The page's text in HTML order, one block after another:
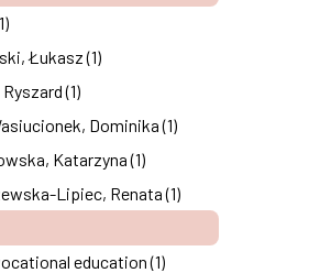
Łukasz (1)
(1)
Dominika (1)
Katarzyna (1)
Lipiec, Renata (1)
education (1)